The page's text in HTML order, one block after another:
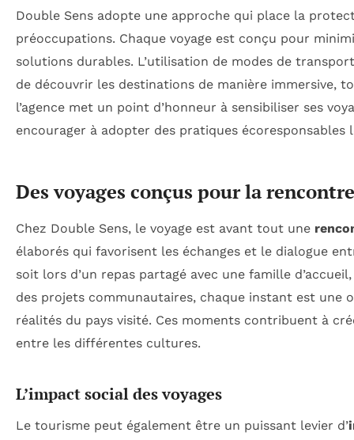
Double Sens adopte une approche qui place la
préoccupations. Chaque voyage est conçu pour
solutions durables. L’utilisation de modes de
de découvrir les destinations de manière immersive,
l’agence met un point d’honneur à sensibiliser ses
encourager à adopter des pratiques écoresponsables
Des voyages conçus pour la rencontre
Chez Double Sens, le voyage est avant tout une
élaborés qui favorisent les échanges et le dialogue
soit lors d’un repas partagé avec une famille
des projets communautaires, chaque instant est une
réalités du pays visité. Ces moments contribuent à
entre les différentes cultures.
L’impact social des voyages
Le tourisme peut également être un puissant levier d’